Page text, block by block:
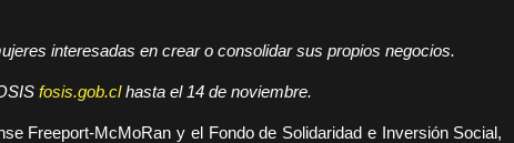
interesadas en crear o consolidar sus propios negocios.
fosis.gob.clhasta el 14 de noviembre.
Freeport-McMoRan y el Fondo de Solidaridad e Inversión Social,